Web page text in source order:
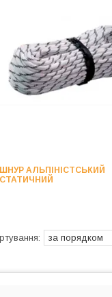
ШНУР АЛЬПІНІСТСЬКИЙ
СТАТИЧНИЙ